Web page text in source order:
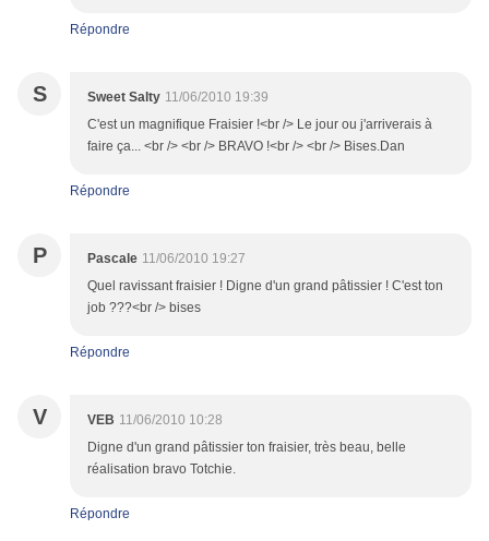
Répondre
S Sweet Salty 11/06/2010 19:39
C'est un magnifique Fraisier !<br /> Le jour ou j'arriverais à
faire ça... <br /> <br /> BRAVO !<br /> <br /> Bises.Dan
Répondre
P Pascale 11/06/2010 19:27
Quel ravissant fraisier ! Digne d'un grand pâtissier ! C'est ton
job ???<br /> bises
Répondre
V VEB 11/06/2010 10:28
Digne d'un grand pâtissier ton fraisier, très beau, belle
réalisation bravo Totchie.
Répondre